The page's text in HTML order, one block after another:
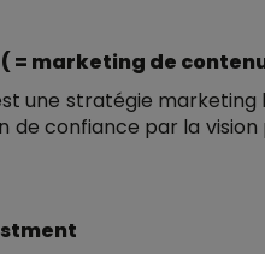
= marketing de
une stratégie
de confiance par la